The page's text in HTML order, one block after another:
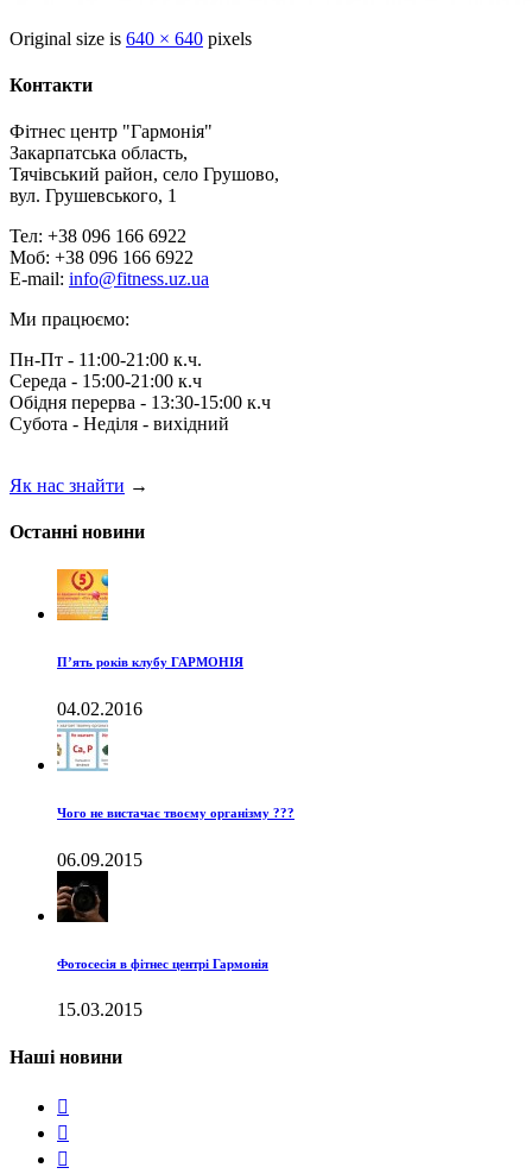
Original size is 640 × 640 pixels
Контакти
Фітнес центр "Гармонія"
Закарпатська область,
Тячівський район, село Грушово,
вул. Грушевського, 1
Тел: +38 096 166 6922
Моб: +38 096 166 6922
E-mail: info@fitness.uz.ua
Ми працюємо:
Пн-Пт - 11:00-21:00 к.ч.
Середа - 15:00-21:00 к.ч
Обідня перерва - 13:30-15:00 к.ч
Субота - Неділя - вихідний
Як нас знайти →
Останні новини
П’ять років клубу ГАРМОНІЯ
04.02.2016
Чого не вистачає твоєму організму ???
06.09.2015
Фотосесія в фітнес центрі Гармонія
15.03.2015
Наші новини


